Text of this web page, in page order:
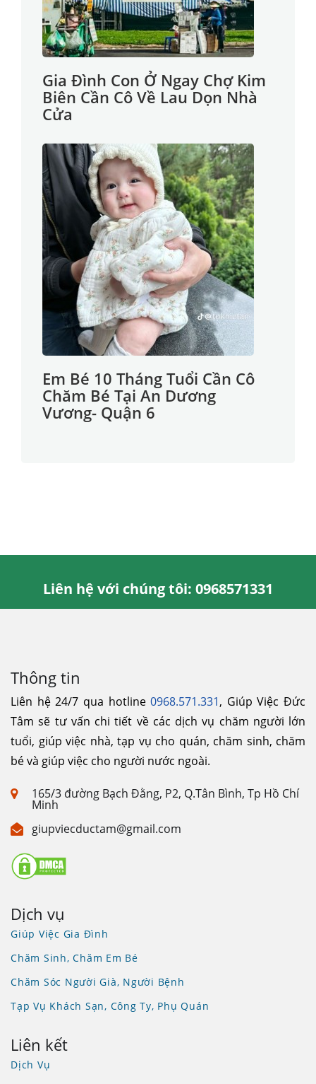
Gia Đình Con Ở Ngay Chợ Kim
Biên Cần Cô Về Lau Dọn Nhà
Cửa
Em Bé 10 Tháng Tuổi Cần Cô
Chăm Bé Tại An Dương
Vương- Quận 6
Liên hệ với chúng tôi: 0968571331
Thông tin
Liên hệ 24/7 qua hotline0968.571.331, Giúp Việc Đức
Tâm sẽ tư vấn chi tiết về các dịch vụ chăm người lớn
tuổi, giúp việc nhà, tạp vụ cho quán, chăm sinh, chăm
bé và giúp việc cho người nước ngoài.
165/3 đường Bạch Đằng, P2, Q.Tân Bình, Tp Hồ Chí
Minh
giupviecductam@gmail.com
Dịch vụ
Giúp Việc Gia Đình
Chăm Sinh, Chăm Em Bé
Chăm Sóc Người Già, Người Bệnh
Tạp Vụ Khách Sạn, Công Ty, Phụ Quán
Liên kết
Dịch Vụ